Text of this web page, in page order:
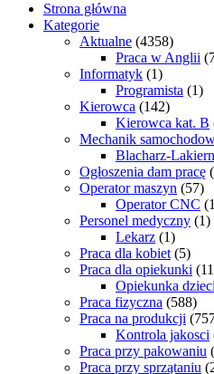
Strona główna
Kategorie
Aktualne (4358)
Praca w Anglii
Informatyk (1)
Programista (1)
Kierowca (142)
Kierowca kat. B
Mechanik
Blacharz-
Ogłoszenia dam pracę
Operator maszyn (57)
Operator CNC
Personel medyczny (1)
Lekarz (1)
Praca dla kobiet (5)
Praca dla opiekunki
Opiekunka
Praca fizyczna (588)
Praca na produkcji
Kontrola jakosci
Praca przy pakowaniu
Praca przy sprzątaniu